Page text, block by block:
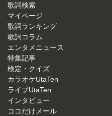
歌詞検索
マイページ
歌詞ランキング
歌詞コラム
エンタメニュース
特集記事
検定・クイズ
カラオケUtaTen
ライブUtaTen
インタビュー
ココだけメール